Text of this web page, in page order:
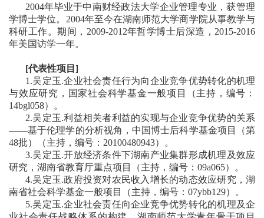
2004年毕业于中南财经政法大学企业管理专业，获管理
学博士学位。 2004年至今在湖南师范大学商学院从事教学与
科研工作。期间 ， 2009-2012年哲学博士后深造 ， 2015-2016
年美国访学一年。
[代表性项目 ]
1.吴定玉.企业社会责任行为向企业竞争优势转化的机理
与效应研究，国家社会科学基金一般项目（主持 ， 编号：
14bgl058）。
2.吴定玉.利益相关者利益的实现与企业竞争优势的关系
——基于伦理学的分析视角，中国博士后科学基金项目（第
48批）（主持 ， 编号： 20100480943）。
3.吴定玉.开放经济条件下湖南产业集群形成机理及效应
研究，湖南省教育厅重点项目（主持 ， 编号： 09a065）。
4.吴定玉.政府投资对农民收入增长的动态效应研究，湖
南省社会科学基金一般项目（主持 ， 编号： 07ybb129）。
5.吴定玉.企业社会责任向企业竞争优势转化的机理及企